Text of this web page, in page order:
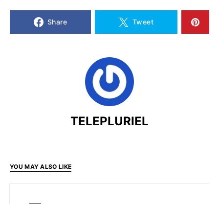
Share Tweet
TELEPLURIEL
YOU MAY ALSO LIKE